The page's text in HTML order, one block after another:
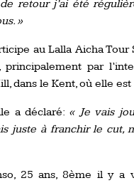
retour j’ai été
»
au Lalla Aicha
par
dans le Kent, où elle
a déclaré: « Je vais j
juste à franchir le cut,
25 ans, 8ème il y a